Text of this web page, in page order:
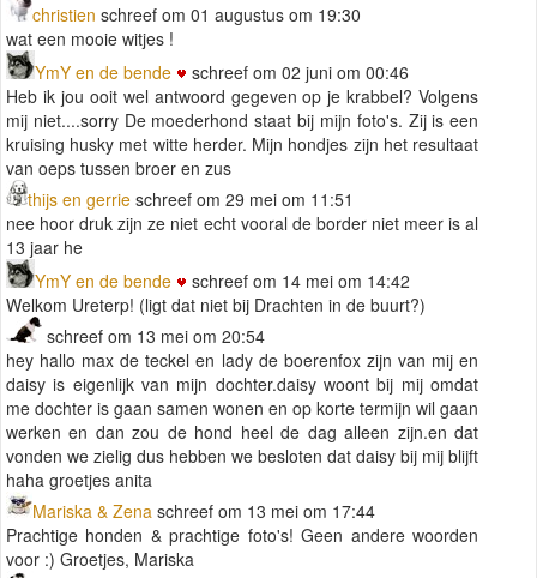
christien schreef om 01 augustus om 19:30
wat een mooie witjes !
YmY en de bende
schreef om 02 juni om 00:46
Heb ik jou ooit wel antwoord gegeven op je krabbel? Volgens
mij niet....sorry De moederhond staat bij mijn foto's. Zij is een
kruising husky met witte herder. Mijn hondjes zijn het resultaat
van oeps tussen broer en zus
thijs en gerrie schreef om 29 mei om 11:51
nee hoor druk zijn ze niet echt vooral de border niet meer is al
13 jaar he
YmY en de bende
schreef om 14 mei om 14:42
Welkom Ureterp! (ligt dat niet bij Drachten in de buurt?)
schreef om 13 mei om 20:54
hey hallo max de teckel en lady de boerenfox zijn van mij en
daisy is eigenlijk van mijn dochter.daisy woont bij mij omdat
me dochter is gaan samen wonen en op korte termijn wil gaan
werken en dan zou de hond heel de dag alleen zijn.en dat
vonden we zielig dus hebben we besloten dat daisy bij mij blijft
haha groetjes anita
Mariska & Zena schreef om 13 mei om 17:44
Prachtige honden & prachtige foto's! Geen andere woorden
voor :) Groetjes, Mariska